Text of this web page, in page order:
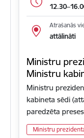
Atrašanās
attālināti
Ministru
Ministru
Ministru
kabineta sēdi
paredzēta
Ministru